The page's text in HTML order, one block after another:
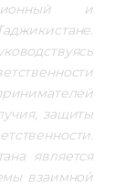
и
защиты
является
взаимной